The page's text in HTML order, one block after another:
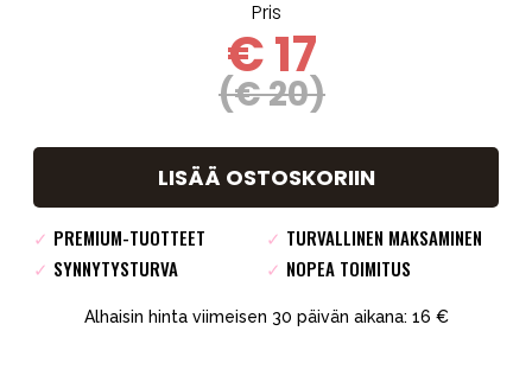
Pris
€ 17
(€ 20)
LISÄÄ OSTOSKORIIN
✓ PREMIUM-TUOTTEET ✓ TURVALLINEN MAKSAMINEN
✓ SYNNYTYSTURVA ✓ NOPEA TOIMITUS
Alhaisin hinta viimeisen 30 päivän aikana: 16 €